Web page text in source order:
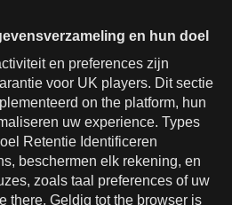
en hun doel
en preferences zijn
voor UK players. Dit sectie
on the platform, hun
uw experience. Types
Retentie Identificeren
beschermen elk rekening, en
zoals taal preferences of uw
there. Geldig tot the browser is